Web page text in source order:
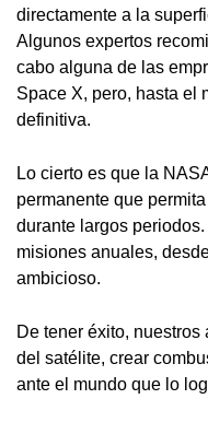
directamente a la
Algunos expertos
cabo alguna de las
Space X, pero, hasta el
definitiva.
Lo cierto es que la
permanente que
durante largos
misiones anuales,
ambicioso.
De tener éxito,
del satélite, crear
ante el mundo que lo